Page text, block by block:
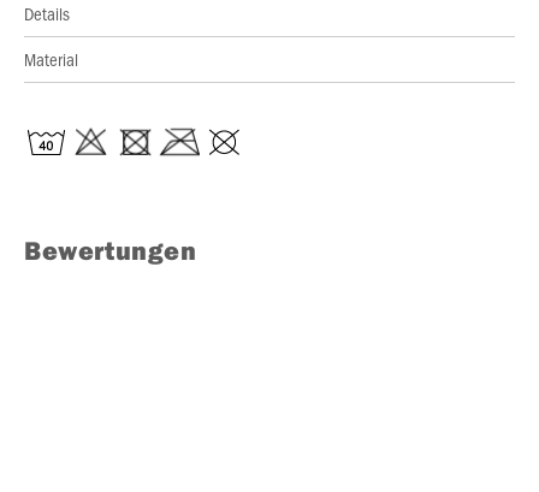
Details
Material
Bewertungen